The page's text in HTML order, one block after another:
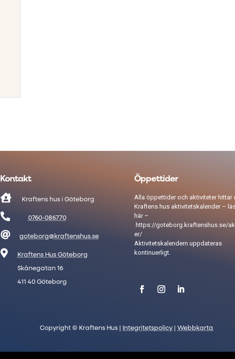
Kontakt
 Kraftens hus i Göteborg
 0760-086770
 goteborg@kraftenshus.se
 Kraftens Hus Göteborg
Skånegatan 16
411 40 Göteborg
Öppettider
Alla öppettider och aktiviteter hittar
Kraftens hus aktivitetskalender –
här –
https://goteborg.kraftenshus.se/
er/
Aktivitetskalendern uppdateras
kontinuerligt.
Copyright © Kraftens Hus | Integritetspolicy Webbkarta